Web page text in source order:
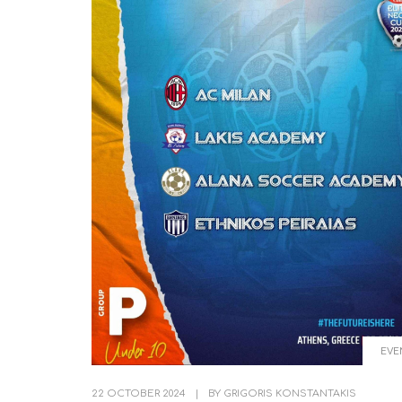
22 OCTOBER 2024 BY GRIGORIS KONSTANTAKIS